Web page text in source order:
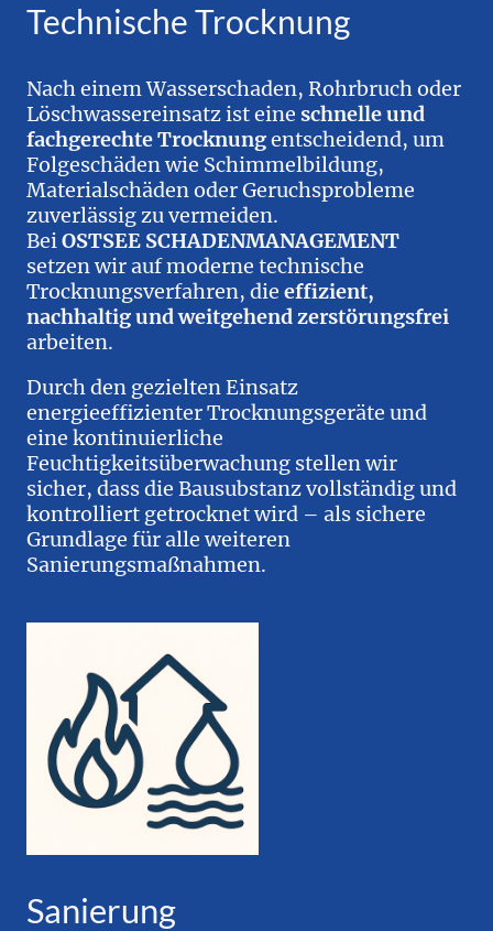
Technische Trocknung
Nach einem Wasserschaden, Rohrbruch oder
Löschwassereinsatz ist eine schnelle und
fachgerechte Trocknungentscheidend, um
Folgeschäden wie Schimmelbildung,
Materialschäden oder Geruchsprobleme
zuverlässig zu vermeiden.
BeiOSTSEE SCHADENMANAGEMENT
setzen wir auf moderne technische
Trocknungsverfahren, die effizient,
nachhaltig und weitgehend zerstörungsfrei
arbeiten.
Durch den gezielten Einsatz
energieeffizienter Trocknungsgeräte und
eine kontinuierliche
Feuchtigkeitsüberwachung stellen wir
sicher, dass die Bausubstanz vollständig und
kontrolliert getrocknet wird – als sichere
Grundlage für alle weiteren
Sanierungsmaßnahmen.
Sanierung